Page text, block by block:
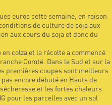
euros cette semaine, en raison
de culture de soja aux
aux cours du soja et donc du
colza et la récolte a commencé
Comté. Dans le Sud et sur la
premières coupes sont meilleurs
encore débuté en Hauts de
et les fortes chaleurs
pour les parcelles avec un sol